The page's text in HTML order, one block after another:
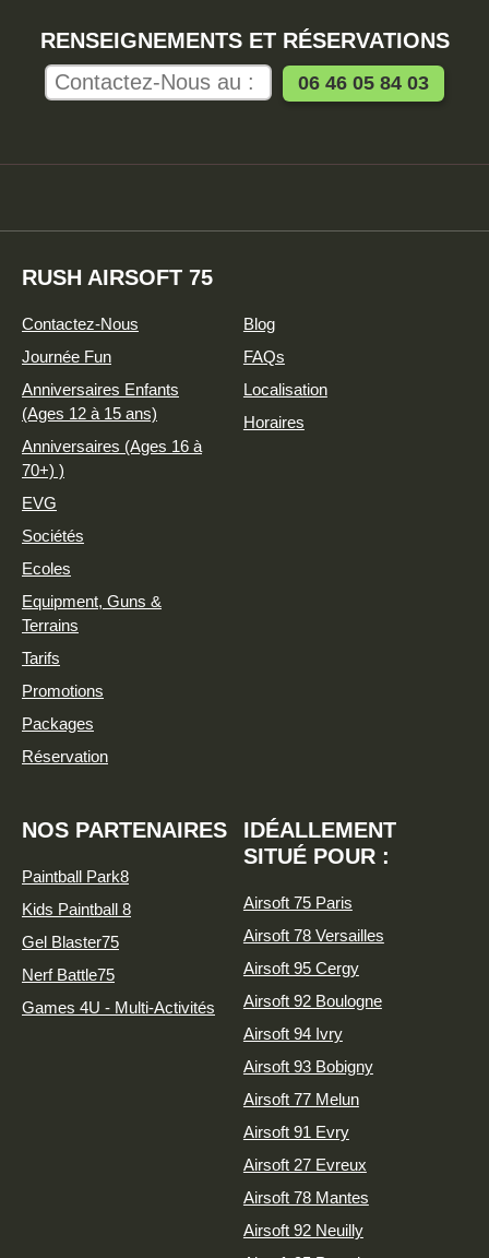
RENSEIGNEMENTS ET RÉSERVATIONS
RUSH AIRSOFT 75
Contactez-Nous
Journée Fun
Anniversaires Enfants
(Ages 12 à 15 ans)
Anniversaires (Ages 16 à
70+) )
EVG
Sociétés
Ecoles
Equipment, Guns &
Terrains
Tarifs
Promotions
Packages
Réservation
Blog
FAQs
Localisation
Horaires
NOS PARTENAIRES
Paintball Park8
Kids Paintball 8
Gel Blaster75
Nerf Battle75
Games 4U - Multi-Activités
IDÉALLEMENT
SITUÉ POUR :
Airsoft 75 Paris
Airsoft 78 Versailles
Airsoft 95 Cergy
Airsoft 92 Boulogne
Airsoft 94 Ivry
Airsoft 93 Bobigny
Airsoft 77 Melun
Airsoft 91 Evry
Airsoft 27 Evreux
Airsoft 78 Mantes
Airsoft 92 Neuilly